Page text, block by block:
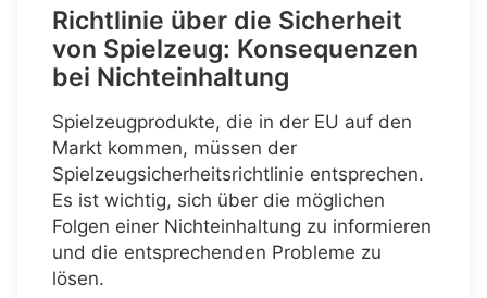
Richtlinie über die Sicherheit
von Spielzeug: Konsequenzen
bei Nichteinhaltung
Spielzeugprodukte, die in der EU auf den
Markt kommen, müssen der
Spielzeugsicherheitsrichtlinie entsprechen.
Es ist wichtig, sich über die möglichen
Folgen einer Nichteinhaltung zu informieren
und die entsprechenden Probleme zu
lösen.